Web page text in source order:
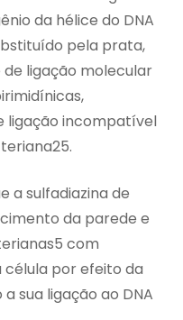
da hélice do DNA
pela prata,
ligação molecular
ligação incompatível
a sulfadiazina de
da parede e
com
por efeito da
sua ligação ao DNA